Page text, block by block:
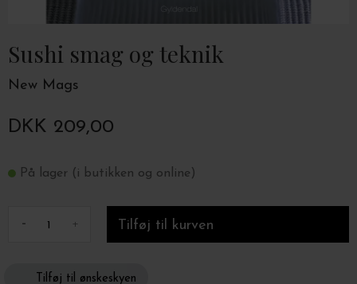
Sushi smag og teknik
New Mags
DKK 209,00
På lager (i butikken og online)
- +
Tilføj til ønskeskyen